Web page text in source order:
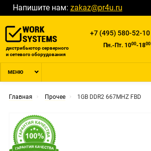
Напишите нам: zakaz@pr4u.ru
дистрибьютор серверного
и сетевого оборудования
+7 (495) 580-52-10
Пн.-Пт. 1000-1800
МЕНЮ
Главная Прочее 1GB DDR2 667MHZ FBD